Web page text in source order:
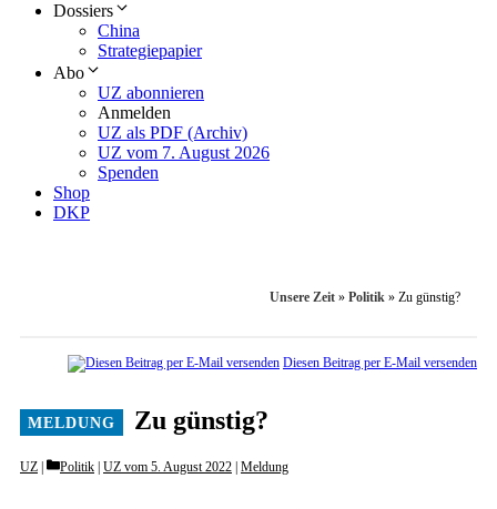
Dossiers
China
Strategiepapier
Abo
UZ abonnieren
Anmelden
UZ als PDF (Archiv)
UZ vom 7. August 2026
Spenden
Shop
DKP
Unsere Zeit » Politik » Zu günstig?
Diesen Beitrag per E-Mail versenden
Zu günstig?
UZ Categories
Politik UZ vom 5. August 2022 Meldung